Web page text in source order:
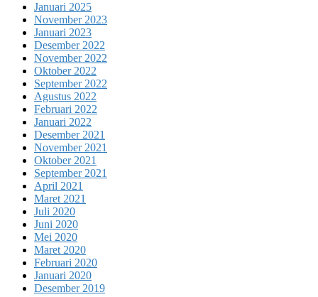
Januari 2025
November 2023
Januari 2023
Desember 2022
November 2022
Oktober 2022
September 2022
Agustus 2022
Februari 2022
Januari 2022
Desember 2021
November 2021
Oktober 2021
September 2021
April 2021
Maret 2021
Juli 2020
Juni 2020
Mei 2020
Maret 2020
Februari 2020
Januari 2020
Desember 2019